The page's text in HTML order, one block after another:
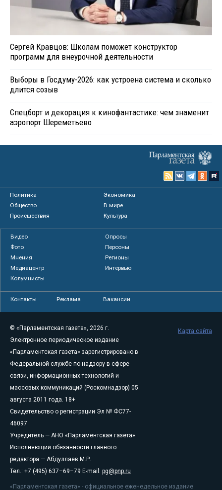
Сергей Кравцов: Школам поможет конструктор
программ для внеурочной деятельности
Выборы в Госдуму-2026: как устроена система и сколько
длится созыв
Спецборт и декорация к кинофантастике: чем знаменит
аэропорт Шереметьево
Политика
Экономика
Общество
В мире
Происшествия
Культура
Видео
Опросы
Фото
Персоны
Мнения
Регионы
Медиацентр
Интервью
Колумнисты
Контакты Реклама Вакансии
© «Парламентская газета», 2026 г.
Электронное периодическое издание
«Парламентская газета» зарегистрировано в
Федеральной службе по надзору в сфере
связи, информационных технологий и
массовых коммуникаций (Роскомнадзор) 05
августа 2011 года. 18+
Свидетельство о регистрации Эл № ФС77-
46097
Учредитель — АНО «Парламентская газета»
Исполняющий обязанности главного
редактора — Абдуллаев М.Р.
Тел.: +7 (495) 637–69–79 E-mail: pg@pnp.ru
«Парламентская газета» - официальное еженедельное издание
Карта сайта